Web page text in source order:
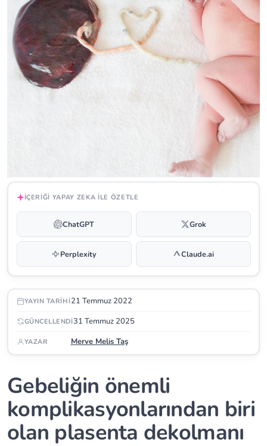
İÇERIĞI YAPAY ZEKA ILE ÖZETLE
ChatGPT Grok
Perplexity Claude.ai
YAYIN TARIHI21 Temmuz 2022
GÜNCELLENDI31 Temmuz 2025
YAZAR Merve Melis Taş
Gebeliğin önemli
komplikasyonlarından biri
olan plasenta dekolmanı